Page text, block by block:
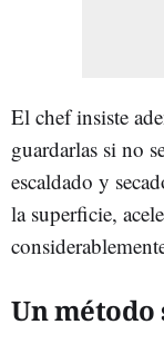
El chef insiste
guardarlas si no
escaldado y
la superficie,
Un método